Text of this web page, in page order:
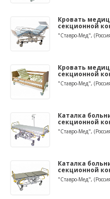
Кровать
секционной
"Ставро-Мед",
Кровать
секционной
"Ставро-Мед",
Каталка
секционной
"Ставро-Мед",
Каталка
секционной
"Ставро-Мед",